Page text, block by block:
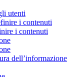
utenti
i contenuti
i contenuti
dell’informazione